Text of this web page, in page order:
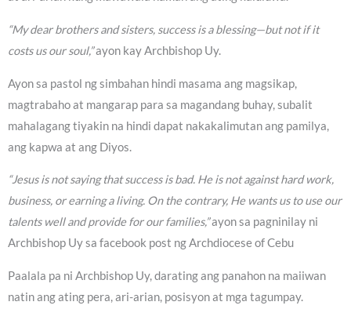
“My dear brothers and sisters, success is a blessing—but not if it
costs us our soul,”ayon kay Archbishop Uy.
Ayon sa pastol ng simbahan hindi masama ang magsikap,
magtrabaho at mangarap para sa magandang buhay, subalit
mahalagang tiyakin na hindi dapat nakakalimutan ang pamilya,
ang kapwa at ang Diyos.
“Jesus is not saying that success is bad. He is not against hard work,
business, or earning a living. On the contrary, He wants us to use our
talents well and provide for our families,”ayon sa pagninilay ni
Archbishop Uy sa facebook post ng Archdiocese of Cebu
Paalala pa ni Archbishop Uy, darating ang panahon na maiiwan
natin ang ating pera, ari-arian, posisyon at mga tagumpay.